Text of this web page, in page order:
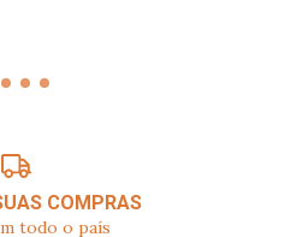
COMPRAS
todo o país